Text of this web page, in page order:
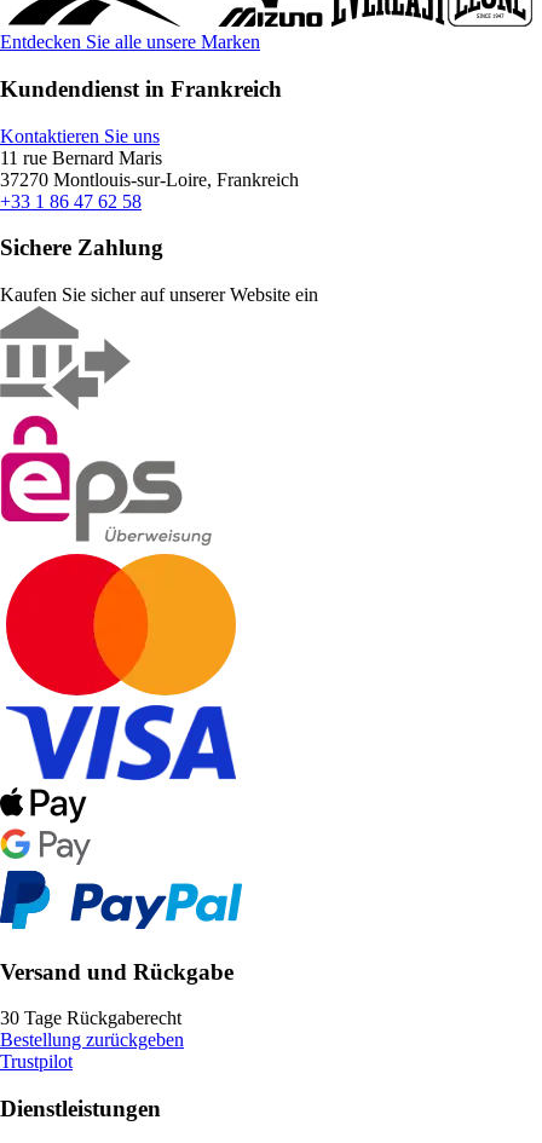
Entdecken Sie alle unsere Marken
Kundendienst in Frankreich
Kontaktieren Sie uns
11 rue Bernard Maris
37270 Montlouis-sur-Loire, Frankreich
+33 1 86 47 62 58
Sichere Zahlung
Kaufen Sie sicher auf unserer Website ein
Versand und Rückgabe
30 Tage Rückgaberecht
Bestellung zurückgeben
Trustpilot
Dienstleistungen